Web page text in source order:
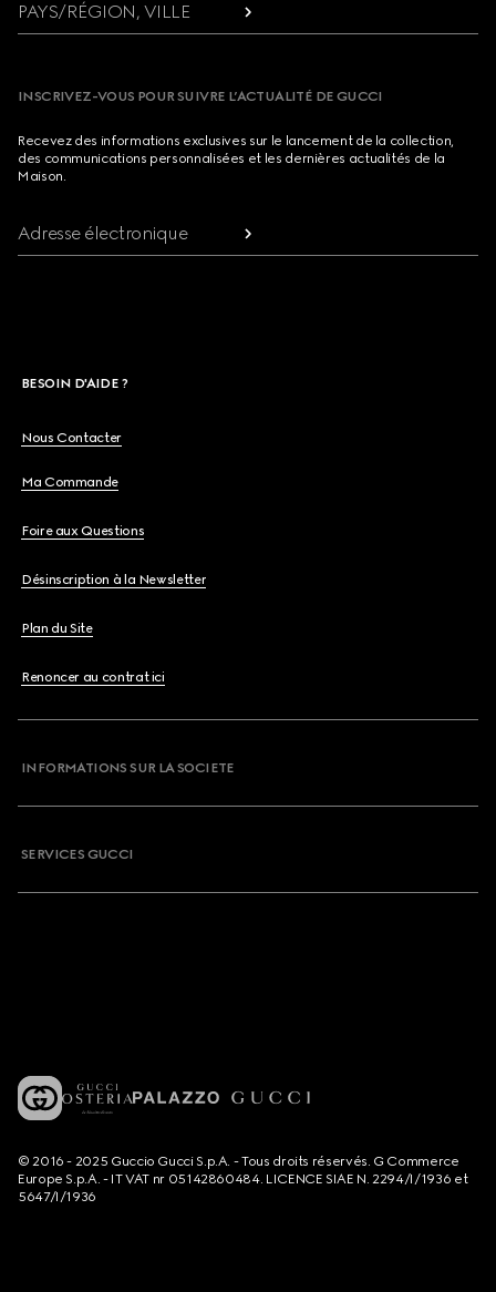
PAYS/RÉGION, VILLE
INSCRIVEZ-VOUS POUR SUIVRE L’ACTUALITÉ DE GUCCI
Recevez des informations exclusives sur le lancement de la collection,
des communications personnalisées et les dernières actualités de la
Maison.
Adresse électronique
BESOIN D'AIDE ?
Nous Contacter
Ma Commande
Foire aux Questions
Désinscription à la Newsletter
Plan du Site
Renoncer au contrat ici
INFORMATIONS SUR LA SOCIETE
SERVICES GUCCI
© 2016 - 2025 Guccio Gucci S.p.A. - Tous droits réservés. G Commerce
Europe S.p.A. - IT VAT nr 05142860484. LICENCE SIAE N. 2294/I/1936 et
5647/I/1936